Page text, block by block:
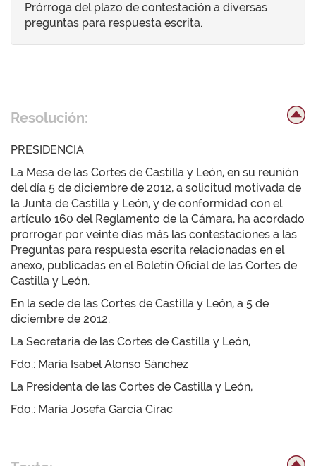
Prórroga del plazo de contestación a diversas
preguntas para respuesta escrita.
Resolución:
PRESIDENCIA
La Mesa de las Cortes de Castilla y León, en su reunión
del día 5 de diciembre de 2012, a solicitud motivada de
la Junta de Castilla y León, y de conformidad con el
artículo 160 del Reglamento de la Cámara, ha acordado
prorrogar por veinte días más las contestaciones a las
Preguntas para respuesta escrita relacionadas en el
anexo, publicadas en el Boletín Oficial de las Cortes de
Castilla y León.
En la sede de las Cortes de Castilla y León, a 5 de
diciembre de 2012.
La Secretaria de las Cortes de Castilla y León,
Fdo.: María Isabel Alonso Sánchez
La Presidenta de las Cortes de Castilla y León,
Fdo.: María Josefa García Cirac